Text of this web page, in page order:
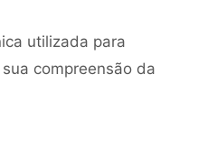
utilizada para
compreensão da